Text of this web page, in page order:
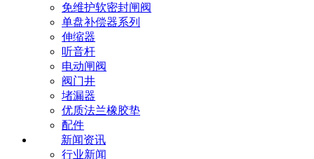
免维护软密封闸阀
单盘补偿器系列
伸缩器
听音杆
电动闸阀
阀门井
堵漏器
优质法兰橡胶垫
配件
新闻资讯
行业新闻